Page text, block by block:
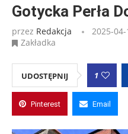
Gotycka Perła
przez Redakcja 2025-04-
Zakładka
UDOSTĘPNIJ 1
Pinterest Email